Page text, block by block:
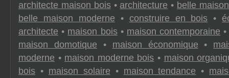
architecte maison bois• architecture • belle maison
belle maison moderne • construire en bois •
architecte • maison bois• maison contemporaine
maison domotique • maison économique •
moderne • maison moderne bois • maison
bois • maison solaire • maison tendance •